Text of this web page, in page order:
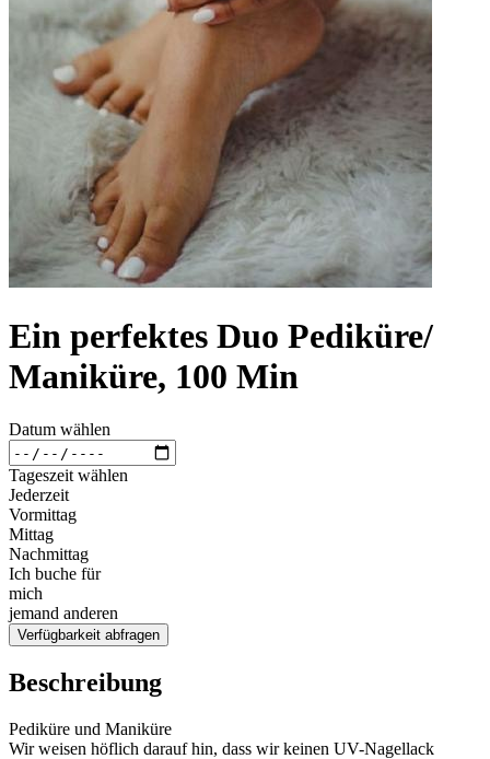
Ein perfektes Duo Pediküre/
Maniküre, 100 Min
Datum wählen
Tageszeit wählen
Jederzeit
Vormittag
Mittag
Nachmittag
Ich buche für
mich
jemand anderen
Verfügbarkeit abfragen
Beschreibung
Pediküre und Maniküre
Wir weisen höflich darauf hin, dass wir keinen UV-Nagellack